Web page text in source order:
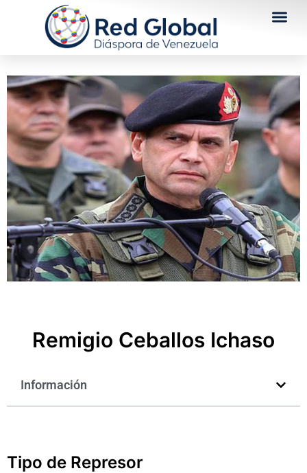
Remigio Ceballos Ichaso
Información
Tipo de Represor